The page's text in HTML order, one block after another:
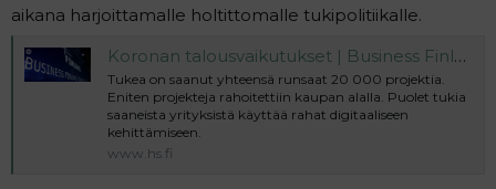
aikana harjoittamalle holtittomalle tukipolitiikalle.
Koronan talousvaikutukset | Business Finland on myöntänyt miljardi euroa koronatukia – ”Joukkoon mahtuu myös tilanteita, että rahoitusta ei ole käytetty rahoitusehtojen mukaisesti”
Tukea on saanut yhteensä runsaat 20 000 projektia.
Eniten projekteja rahoitettiin kaupan alalla. Puolet tukia
saaneista yrityksistä käyttää rahat digitaaliseen
kehittämiseen.
www.hs.fi